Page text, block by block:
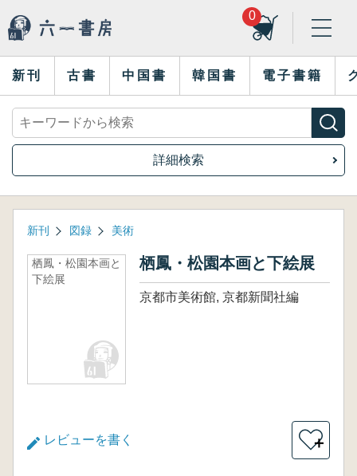
0
新刊 古書 中国書 韓国書 電子書籍
詳細検索
新刊 図録 美術
栖鳳・松園本画と
下絵展
栖鳳・松園本画と下絵展
京都市美術館, 京都新聞社編
レビューを書く ＋